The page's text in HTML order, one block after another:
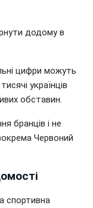
додому в
цифри можуть
українців
обставин.
бранців і не
Червоний
спортивна